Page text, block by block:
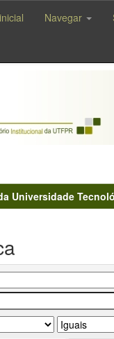
Navegar
Universidade